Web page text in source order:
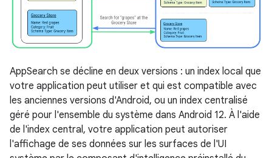
AppSearch se décline en deux versions : un index local que
votre application peut utiliser et qui est compatible avec
les anciennes versions d'Android, ou un index centralisé
géré pour l'ensemble du système dans Android 12. À l'aide
de l'index central, votre application peut autoriser
l'affichage de ses données sur les surfaces de l'UI